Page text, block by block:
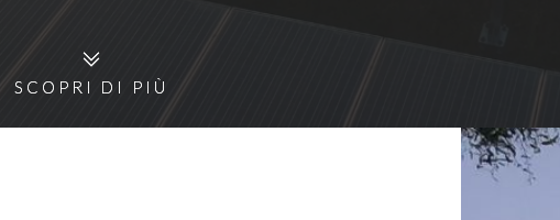
SCOPRI DI PIÙ
SCOPRI DI PIÙ